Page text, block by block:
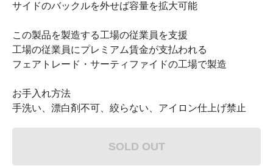
サイドのバックルを外せば容量を拡大可能
この製品を製造する工場の従業員を支援
工場の従業員にプレミアム賃金が支払われる
フェアトレード・サーティファイドの工場で製造
お手入れ方法
手洗い、漂白剤不可、絞らない、アイロン仕上げ禁止
SOLD OUT